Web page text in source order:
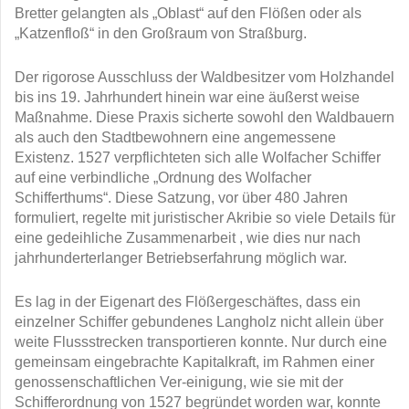
Bretter gelangten als „Oblast“ auf den Flößen oder als
„Katzenfloß“ in den Großraum von Straßburg.
Der rigorose Ausschluss der Waldbesitzer vom Holzhandel
bis ins 19. Jahrhundert hinein war eine äußerst weise
Maßnahme. Diese Praxis sicherte sowohl den Waldbauern
als auch den Stadtbewohnern eine angemessene
Existenz. 1527 verpflichteten sich alle Wolfacher Schiffer
auf eine verbindliche „Ordnung des Wolfacher
Schifferthums“. Diese Satzung, vor über 480 Jahren
formuliert, regelte mit juristischer Akribie so viele Details für
eine gedeihliche Zusammenarbeit , wie dies nur nach
jahrhunderterlanger Betriebserfahrung möglich war.
Es lag in der Eigenart des Flößergeschäftes, dass ein
einzelner Schiffer gebundenes Langholz nicht allein über
weite Flussstrecken transportieren konnte. Nur durch eine
gemeinsam eingebrachte Kapitalkraft, im Rahmen einer
genossenschaftlichen Ver-einigung, wie sie mit der
Schifferordnung von 1527 begründet worden war, konnte